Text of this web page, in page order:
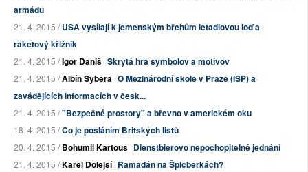
armádu
21. 4. 2015 /USA vysílají k jemenským břehům letadlovou loď a
raketový křižník
21. 4. 2015 /Igor Daniš Skrytá hra symbolov a motívov
21. 4. 2015 /Albín Sybera O Mezinárodní škole v Praze (ISP) a
zavádějících informacích v česk...
21. 4. 2015 /"Bezpečné prostory" a břevno v americkém oku
18. 4. 2015 /Co je posláním Britských listů
20. 4. 2015 /Bohumil Kartous Dienstbierovo nepochopitelné jednání
21. 4. 2015 /Karel Dolejší Ramadán na Špicberkách?